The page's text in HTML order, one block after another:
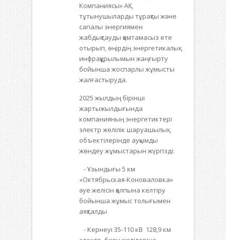
Компаниясы» АҚ
тұтынушыларды тұрақты және
сапалы энергиямен
жабдықтауды қамтамасыз ете
отырып, өңірдің энергетикалық
инфрақұрылымын жаңғырту
бойынша жоспарлы жұмысты
жалғастыруда.
2025 жылдың бірінші
жартыжылдығында
компанияның энергетиктері
электр желілік шаруашылық
объектілерінде ауқымды
жөндеу жұмыстарын жүргізді:
- Ұзындығы 5 км
«Октябрьская-Коноваловка»
әуе желісін қалпына келтіру
бойынша жұмыс толығымен
аяқталды
- Кернеуі 35-110 кВ 128,9 км